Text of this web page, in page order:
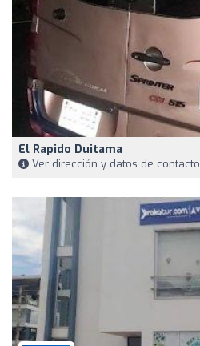
El Rapido Duitama
Ver dirección y datos de contacto